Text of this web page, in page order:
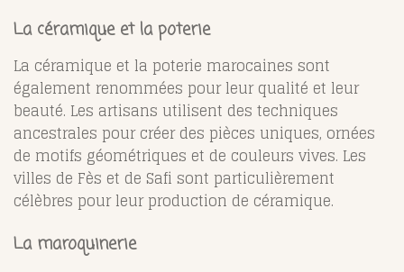
La céramique et la poterie
La céramique et la poterie marocaines sont
également renommées pour leur qualité et leur
beauté. Les artisans utilisent des techniques
ancestrales pour créer des pièces uniques, ornées
de motifs géométriques et de couleurs vives. Les
villes de Fès et de Safi sont particulièrement
célèbres pour leur production de céramique.
La maroquinerie